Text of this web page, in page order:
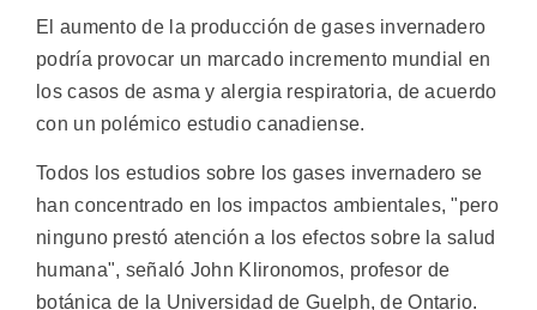
El aumento de la producción de gases invernadero
podría provocar un marcado incremento mundial en
los casos de asma y alergia respiratoria, de acuerdo
con un polémico estudio canadiense.
Todos los estudios sobre los gases invernadero se
han concentrado en los impactos ambientales, "pero
ninguno prestó atención a los efectos sobre la salud
humana", señaló John Klironomos, profesor de
botánica de la Universidad de Guelph, de Ontario.